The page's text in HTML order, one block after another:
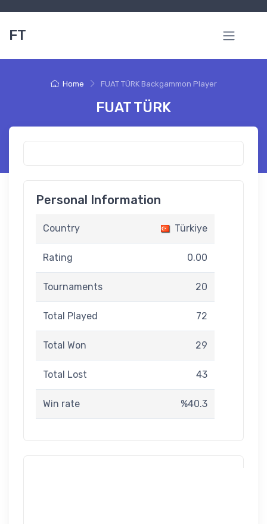
FT
Home FUAT TÜRK Backgammon Player
FUAT TÜRK
Personal Information
Country Türkiye
Rating 0.00
Tournaments 20
Total Played 72
Total Won 29
Total Lost 43
Win rate %40.3